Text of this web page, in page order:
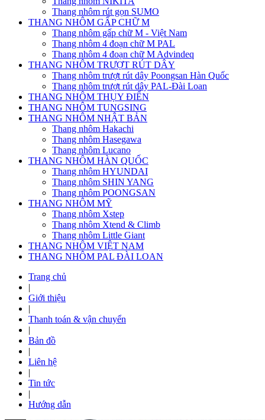
Thang nhôm rút gọn SUMO
THANG NHÔM GẤP CHỮ M
Thang nhôm gấp chữ M - Việt Nam
Thang nhôm 4 đoạn chữ M PAL
Thang nhôm 4 đoạn chữ M Advindeq
THANG NHÔM TRƯỢT RÚT DÂY
Thang nhôm trượt rút dây Poongsan Hàn Quốc
Thang nhôm trượt rút dây PAL-Đài Loan
THANG NHÔM THỤY ĐIỂN
THANG NHÔM TUNGSING
THANG NHÔM NHẬT BẢN
Thang nhôm Hakachi
Thang nhôm Hasegawa
Thang nhôm Lucano
THANG NHÔM HÀN QUỐC
Thang nhôm HYUNDAI
Thang nhôm SHIN YANG
Thang nhôm POONGSAN
THANG NHÔM MỸ
Thang nhôm Xstep
Thang nhôm Xtend & Climb
Thang nhôm Little Giant
THANG NHÔM VIỆT NAM
THANG NHÔM PAL ĐÀI LOAN
Trang chủ
|
Giới thiệu
|
Thanh toán & vận chuyển
|
Bản đồ
|
Liên hệ
|
Tin tức
|
Hướng dẫn